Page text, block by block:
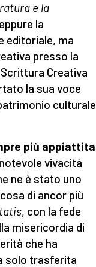
e la
la
editoriale, ma
presso la
Creativa
la sua voce
culturale
più appiattita
notevole vivacità
ne è stato uno
di ancor più
, con la fede
misericordia di
che ha
solo trasferita